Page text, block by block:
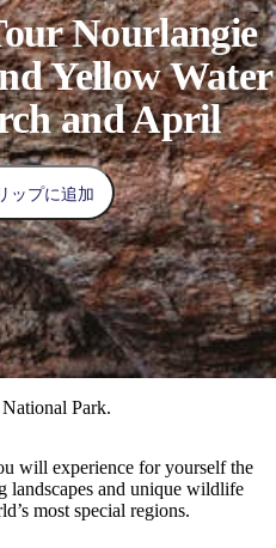
Nourlangie
Yellow Water
and April
ップに追加
Park.
will experience for yourself the
landscapes and unique wildlife
most special regions.